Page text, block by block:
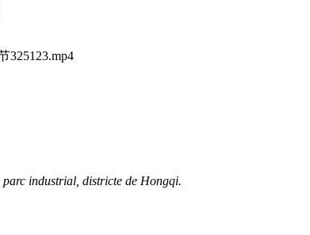
325123.mp4
industrial, districte de Hongqi.